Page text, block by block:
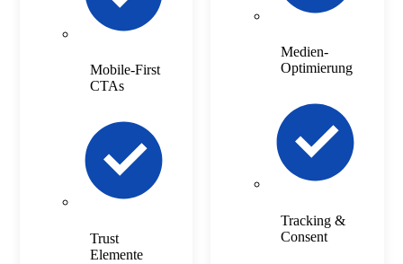
Mobile-First
CTAs
Trust
Elemente
Medien-
Optimierung
Tracking &
Consent